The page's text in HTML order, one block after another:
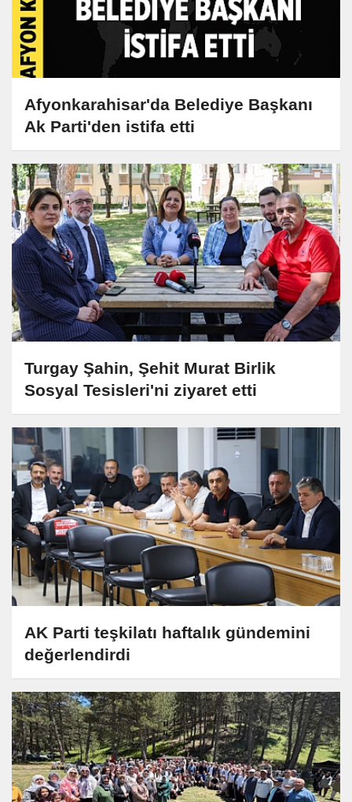
Afyonkarahisar'da Belediye Başkanı
Ak Parti'den istifa etti
Turgay Şahin, Şehit Murat Birlik
Sosyal Tesisleri'ni ziyaret etti
AK Parti teşkilatı haftalık gündemini
değerlendirdi